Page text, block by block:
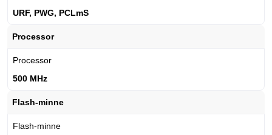
URF, PWG, PCLmS
Processor
Processor
500 MHz
Flash-minne
Flash-minne